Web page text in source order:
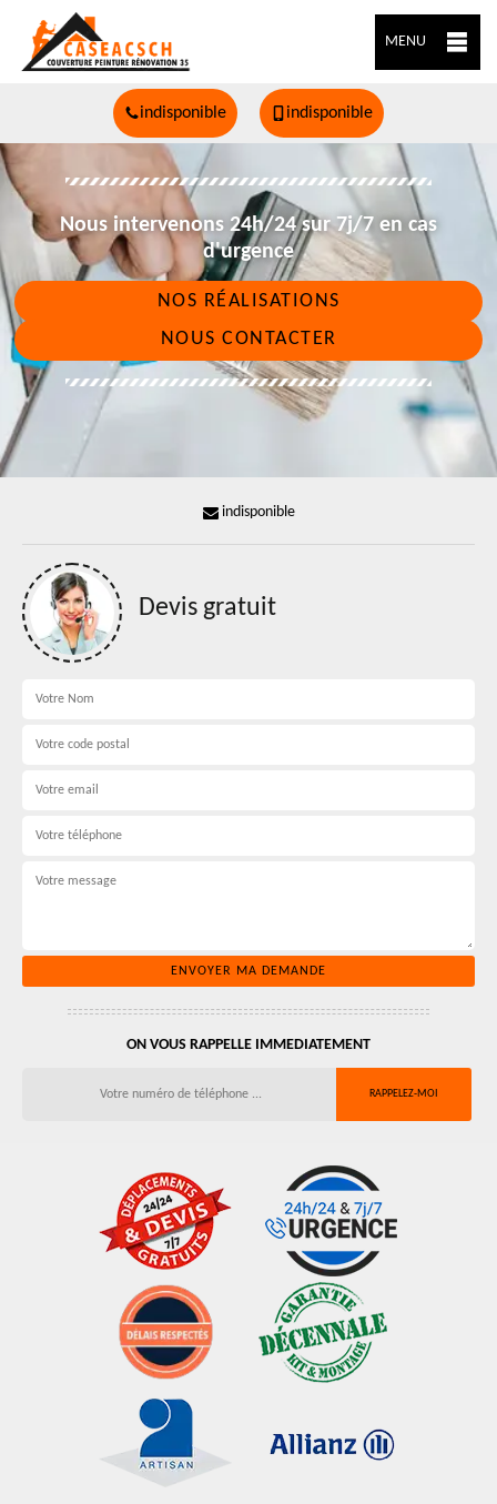
MENU
indisponible indisponible
Nous intervenons 24h/24 sur 7j/7 en cas
d'urgence
NOS RÉALISATIONS
NOUS CONTACTER
indisponible
Devis gratuit
ON VOUS RAPPELLE IMMEDIATEMENT